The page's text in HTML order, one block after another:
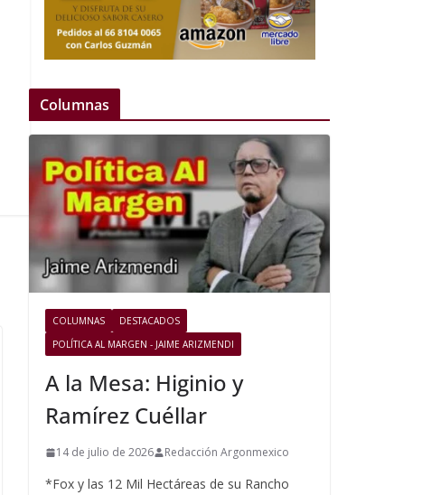
Columnas
COLUMNAS
DESTACADOS
POLÍTICA AL MARGEN - JAIME ARIZMENDI
A la Mesa: Higinio y
Ramírez Cuéllar
14 de julio de 2026 Redacción Argonmexico
*Fox y las 12 Mil Hectáreas de su Rancho